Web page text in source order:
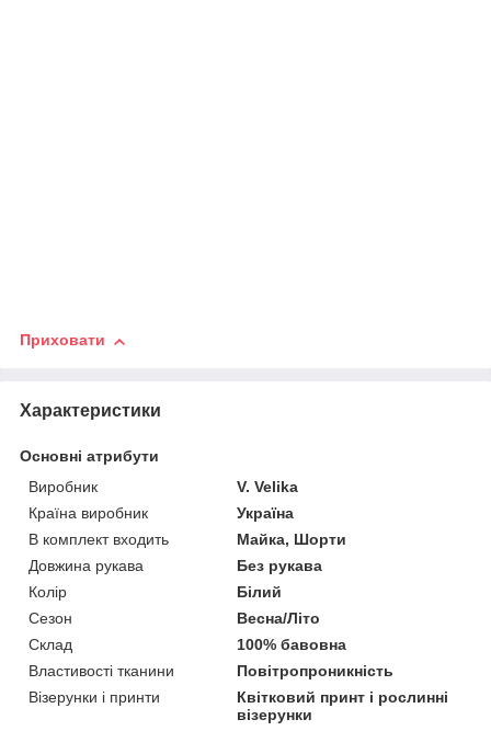
Приховати
Характеристики
Основні атрибути
Виробник
V. Velika
Країна виробник
Україна
В комплект входить
Майка, Шорти
Довжина рукава
Без рукава
Колір
Білий
Сезон
Весна/Літо
Склад
100% бавовна
Властивості тканини
Повітропроникність
Візерунки і принти
Квітковий принт і рослинні
візерунки